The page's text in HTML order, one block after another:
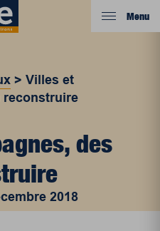
Menu
>Villes et
reconstruire
des
2018